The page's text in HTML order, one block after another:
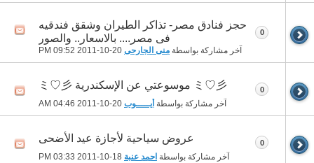
حجز فنادق مصر- تذاكر الطيران وشقق فندقيه
فى مصر.... بالاسعار.. والصور
آخر مشاركة بواسطة منى الجارحى 09:52 PM
0
ミ♡彡 موسوعتي عن الإسكندرية ミ♡彡
آخر مشاركة بواسطة أيـــــوب 04:46 AM
0
عروض سياحية لأجازة عيد الأضحى
آخر مشاركة بواسطة احمد عنبة 03:33 PM
0